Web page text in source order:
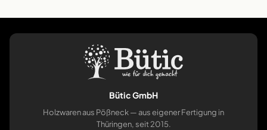
Bütic GmbH
Holzwaren aus Pößneck — aus eigener Fertigung in
Thüringen, seit 2015.